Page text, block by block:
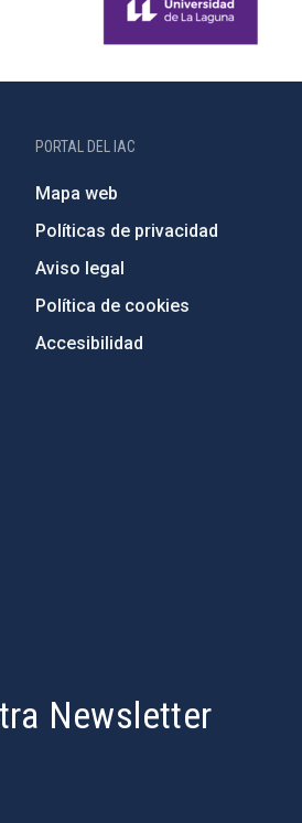
PORTAL DEL IAC
Mapa web
Políticas de privacidad
Aviso legal
Política de cookies
Accesibilidad
Newsletter